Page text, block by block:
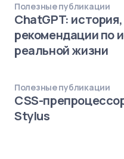
Полезные публикации
ChatGPT:
рекомендации по
реальной жизни
Полезные публикации
CSS-
Stylus